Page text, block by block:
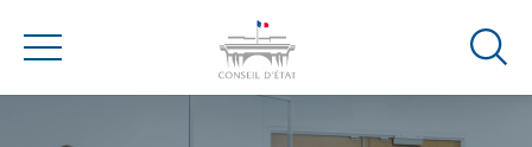
Menu
Ouvrir